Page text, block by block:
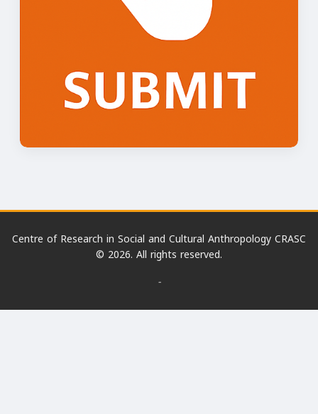
Centre of Research in Social and Cultural Anthropology CRASC
© 2026. All rights reserved.
-